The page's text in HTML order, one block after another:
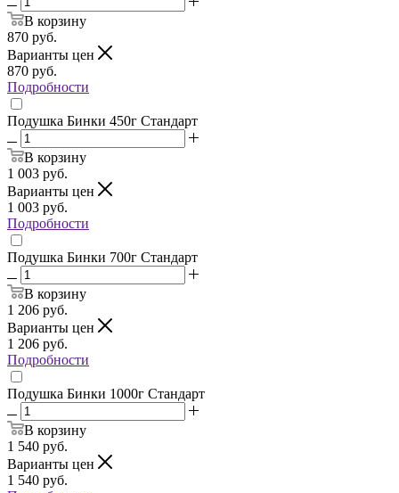
В корзину
870 руб.
Варианты цен
870 руб.
Подробности
Подушка Бинки 450г Стандарт
В корзину
1 003 руб.
Варианты цен
1 003 руб.
Подробности
Подушка Бинки 700г Стандарт
В корзину
1 206 руб.
Варианты цен
1 206 руб.
Подробности
Подушка Бинки 1000г Стандарт
В корзину
1 540 руб.
Варианты цен
1 540 руб.